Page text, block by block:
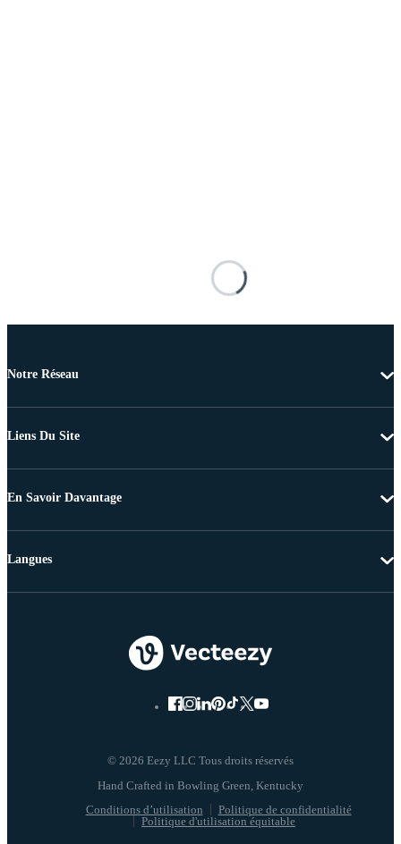
Notre Réseau
Liens Du Site
En Savoir Davantage
© 2026 Eezy LLC Tous droits réservés
Conditions d’utilisation
Politique de confidentialité
Politique d'utilisation équitable
Langues